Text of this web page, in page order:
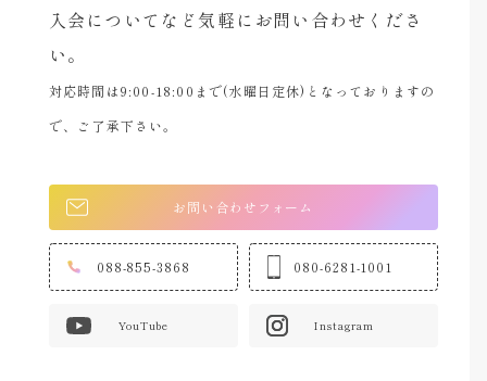
入会についてなど気軽にお問い合わせくださ
い。
対応時間は9:00-18:00まで(水曜日定休)となっておりますの
で、ご了承下さい。
お問い合わせフォーム
088-855-3868 080-6281-1001
YouTube Instagram